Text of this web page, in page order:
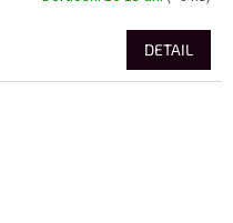
DETAIL